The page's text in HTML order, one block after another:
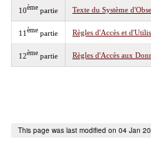
10ème partie Texte du Système
11 ème partie Règles d'Accès et
12ème partie Règles d'Accès aux
This page was last modified on 04 Jan